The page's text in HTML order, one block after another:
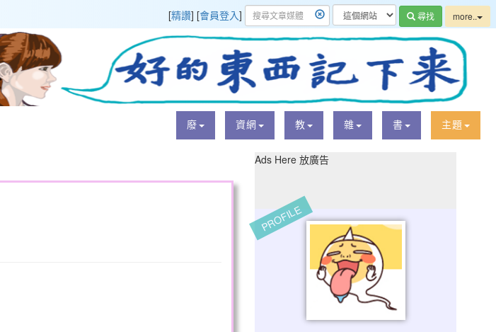
[精讚] [會員登入] 尋找 more..
廢 資網 教 雜 書 主題
Ads Here 放廣告
PROFILE